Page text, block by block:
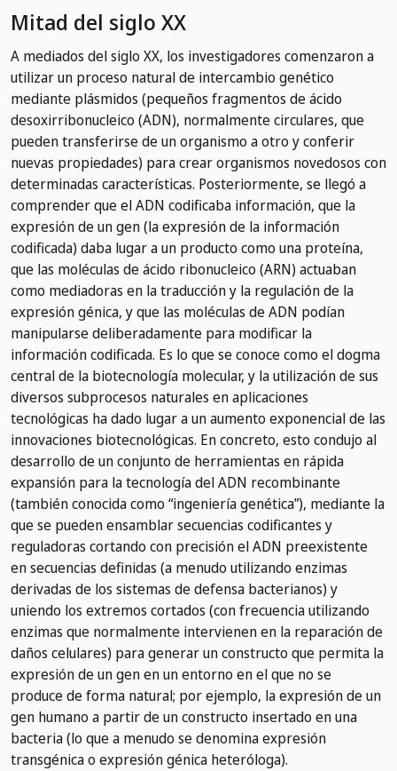
Mitad del siglo XX
A mediados del siglo XX, los investigadores comenzaron a
utilizar un proceso natural de intercambio genético
mediante plásmidos (pequeños fragmentos de ácido
desoxirribonucleico (ADN), normalmente circulares, que
pueden transferirse de un organismo a otro y conferir
nuevas propiedades) para crear organismos novedosos con
determinadas características. Posteriormente, se llegó a
comprender que el ADN codificaba información, que la
expresión de un gen (la expresión de la información
codificada) daba lugar a un producto como una proteína,
que las moléculas de ácido ribonucleico (ARN) actuaban
como mediadoras en la traducción y la regulación de la
expresión génica, y que las moléculas de ADN podían
manipularse deliberadamente para modificar la
información codificada. Es lo que se conoce como el dogma
central de la biotecnología molecular, y la utilización de sus
diversos subprocesos naturales en aplicaciones
tecnológicas ha dado lugar a un aumento exponencial de las
innovaciones biotecnológicas. En concreto, esto condujo al
desarrollo de un conjunto de herramientas en rápida
expansión para la tecnología del ADN recombinante
(también conocida como “ingeniería genética”), mediante la
que se pueden ensamblar secuencias codificantes y
reguladoras cortando con precisión el ADN preexistente
en secuencias definidas (a menudo utilizando enzimas
derivadas de los sistemas de defensa bacterianos) y
uniendo los extremos cortados (con frecuencia utilizando
enzimas que normalmente intervienen en la reparación de
daños celulares) para generar un constructo que permita la
expresión de un gen en un entorno en el que no se
produce de forma natural; por ejemplo, la expresión de un
gen humano a partir de un constructo insertado en una
bacteria (lo que a menudo se denomina expresión
transgénica o expresión génica heteróloga).